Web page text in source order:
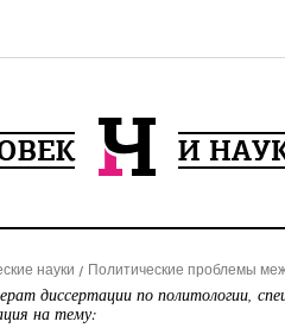
науки Политические проблемы
диссертации по политологии,
на тему: